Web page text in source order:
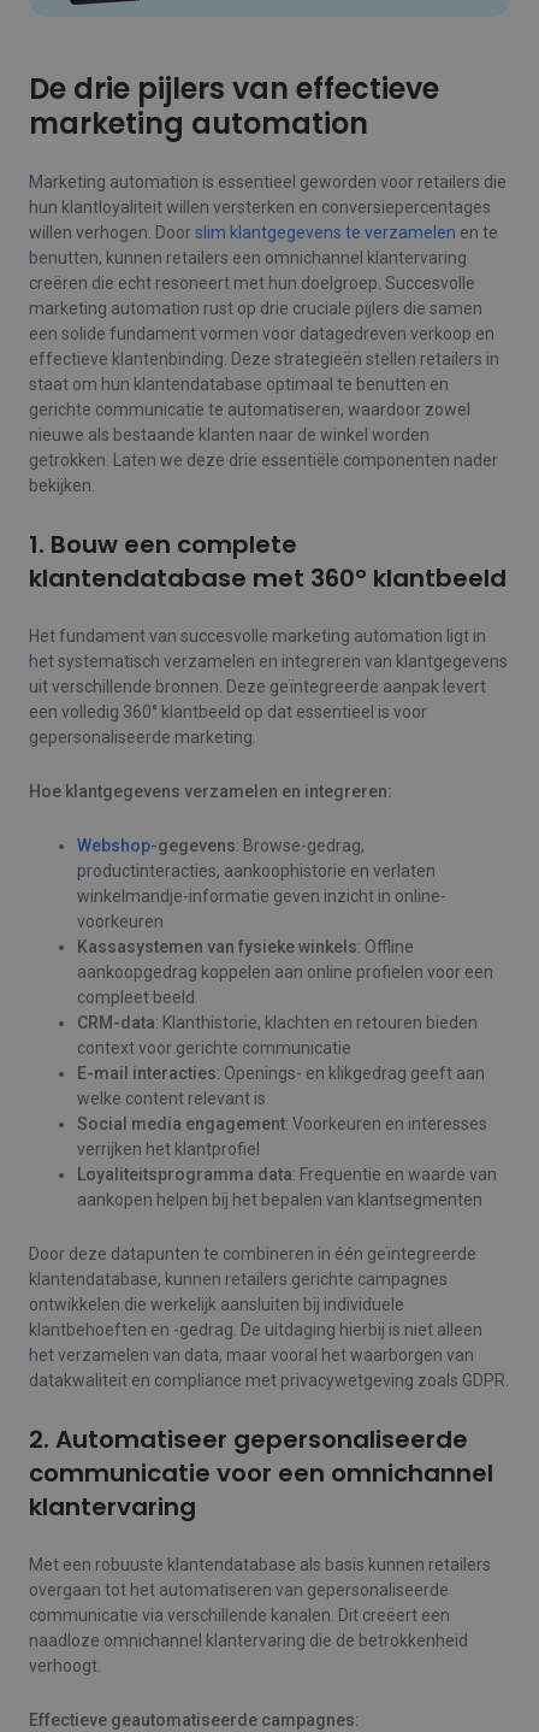
De drie pijlers van effectieve
marketing automation
Marketing automation is essentieel geworden voor retailers die
hun klantloyaliteit willen versterken en conversiepercentages
willen verhogen. Doorslim klantgegevens te verzamelen en te
benutten, kunnen retailers een omnichannel klantervaring
creëren die echt resoneert met hun doelgroep. Succesvolle
marketing automation rust op drie cruciale pijlers die samen
een solide fundament vormen voor datagedreven verkoop en
effectieve klantenbinding. Deze strategieën stellen retailers in
staat om hun klantendatabase optimaal te benutten en
gerichte communicatie te automatiseren, waardoor zowel
nieuwe als bestaande klanten naar de winkel worden
getrokken. Laten we deze drie essentiële componenten nader
bekijken.
1. Bouw een complete
klantendatabase met 360° klantbeeld
Het fundament van succesvolle marketing automation ligt in
het systematisch verzamelen en integreren van klantgegevens
uit verschillende bronnen. Deze geïntegreerde aanpak levert
een volledig 360° klantbeeld op dat essentieel is voor
gepersonaliseerde marketing.
Hoe klantgegevens verzamelen en integreren:
Webshop-gegevens: Browse-gedrag,
productinteracties, aankoophistorie en verlaten
winkelmandje-informatie geven inzicht in online-
voorkeuren
Kassasystemen van fysieke winkels: Offline
aankoopgedrag koppelen aan online profielen voor een
compleet beeld
CRM-data: Klanthistorie, klachten en retouren bieden
context voor gerichte communicatie
E-mail interacties: Openings- en klikgedrag geeft aan
welke content relevant is
Social media engagement: Voorkeuren en interesses
verrijken het klantprofiel
Loyaliteitsprogramma data: Frequentie en waarde van
aankopen helpen bij het bepalen van klantsegmenten
Door deze datapunten te combineren in één geïntegreerde
klantendatabase, kunnen retailers gerichte campagnes
ontwikkelen die werkelijk aansluiten bij individuele
klantbehoeften en -gedrag. De uitdaging hierbij is niet alleen
het verzamelen van data, maar vooral het waarborgen van
datakwaliteit en compliance met privacywetgeving zoals GDPR.
2. Automatiseer gepersonaliseerde
communicatie voor een omnichannel
klantervaring
Met een robuuste klantendatabase als basis kunnen retailers
overgaan tot het automatiseren van gepersonaliseerde
communicatie via verschillende kanalen. Dit creëert een
naadloze omnichannel klantervaring die de betrokkenheid
verhoogt.
Effectieve geautomatiseerde campagnes: